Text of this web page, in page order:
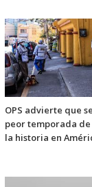
OPS advierte que
peor temporada
la historia en